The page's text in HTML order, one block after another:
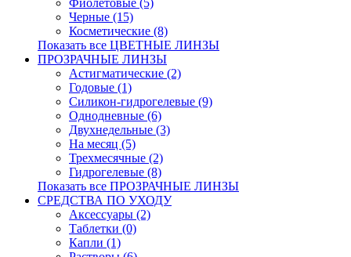
Фиолетовые (5)
Черные (15)
Косметические (8)
Показать все ЦВЕТНЫЕ ЛИНЗЫ
ПРОЗРАЧНЫЕ ЛИНЗЫ
Астигматические (2)
Годовые (1)
Силикон-гидрогелевые (9)
Однодневные (6)
Двухнедельные (3)
На месяц (5)
Трехмесячные (2)
Гидрогелевые (8)
Показать все ПРОЗРАЧНЫЕ ЛИНЗЫ
СРЕДСТВА ПО УХОДУ
Аксессуары (2)
Таблетки (0)
Капли (1)